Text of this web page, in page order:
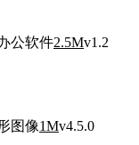
公软件2.5Mv1.2
图像1Mv4.5.0